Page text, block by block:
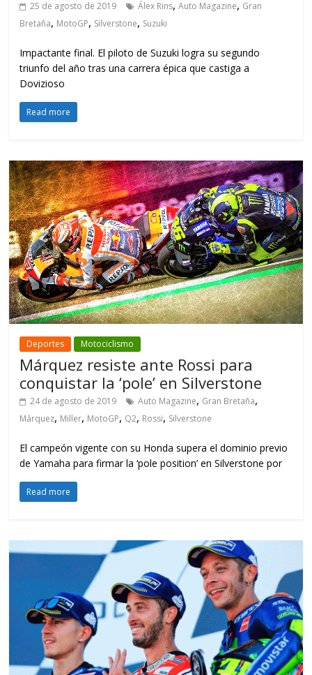
25 de agosto de 2019 Álex Rins,Auto Magazine, Gran
Bretaña, MotoGP, Silverstone, Suzuki
Impactante final. El piloto de Suzuki logra su segundo
triunfo del año tras una carrera épica que castiga a
Dovizioso
Read more
Deportes Motociclismo
Márquez resiste ante Rossi para
conquistar la ‘pole’ en Silverstone
24 de agosto de 2019 Auto Magazine, Gran Bretaña,
Márquez, Miller, MotoGP, Q2, Rossi, Silverstone
El campeón vigente con su Honda supera el dominio previo
de Yamaha para firmar la ‘pole position’ en Silverstone por
Read more